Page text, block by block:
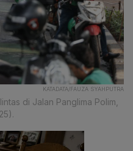
KATADATA/FAUZA SYAHPUTRA
di Jalan Panglima Polim,